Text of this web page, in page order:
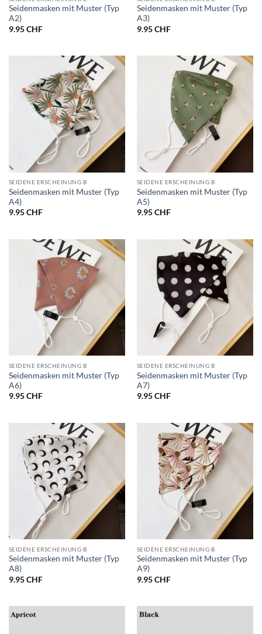
Seidenmasken mit Muster (Typ
A2)
9.95CHF
Seidenmasken mit Muster (Typ
A3)
9.95CHF
SEIDENE ERSCHEINUNG B
Seidenmasken mit Muster (Typ
A4)
9.95CHF
SEIDENE ERSCHEINUNG B
Seidenmasken mit Muster (Typ
A5)
9.95CHF
SEIDENE ERSCHEINUNG B
Seidenmasken mit Muster (Typ
A6)
9.95CHF
SEIDENE ERSCHEINUNG B
Seidenmasken mit Muster (Typ
A7)
9.95CHF
SEIDENE ERSCHEINUNG B
Seidenmasken mit Muster (Typ
A8)
9.95CHF
SEIDENE ERSCHEINUNG B
Seidenmasken mit Muster (Typ
A9)
9.95CHF